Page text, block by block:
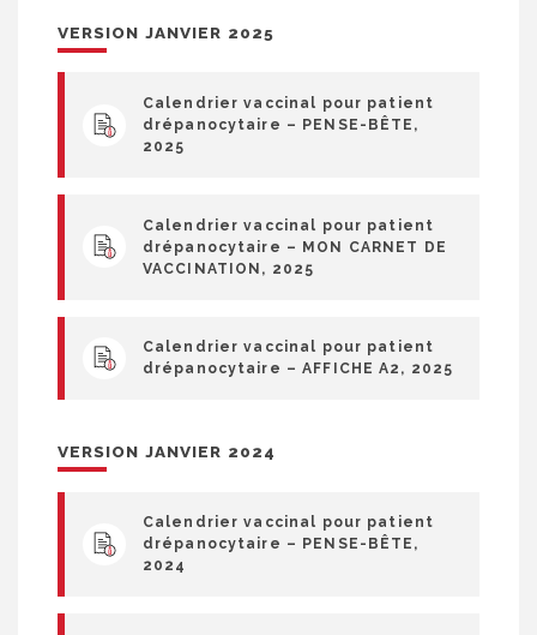
VERSION JANVIER 2025
Calendrier vaccinal pour patient
drépanocytaire – PENSE-BÊTE,
2025
Calendrier vaccinal pour patient
drépanocytaire – MON CARNET DE
VACCINATION, 2025
Calendrier vaccinal pour patient
drépanocytaire – AFFICHE A2, 2025
VERSION JANVIER 2024
Calendrier vaccinal pour patient
drépanocytaire – PENSE-BÊTE,
2024